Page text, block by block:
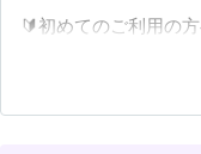
🔰初めてのご利用の
確認の手続きが必要